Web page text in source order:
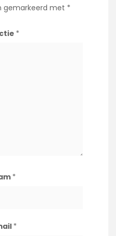
gemarkeerd met *
*
*
*